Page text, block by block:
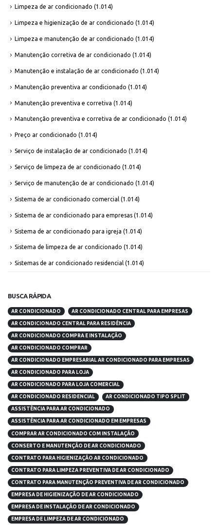
Limpeza de ar condicionado (1.014)
Limpeza e higienização de ar condicionado (1.014)
Limpeza e manutenção de ar condicionado (1.014)
Manutenção corretiva de ar condicionado (1.014)
Manutenção e instalação de ar condicionado (1.014)
Manutenção preventiva ar condicionado (1.014)
Manutenção preventiva e corretiva (1.014)
Manutenção preventiva e corretiva de ar condicionado (1.014)
Preço ar condicionado (1.014)
Serviço de instalação de ar condicionado (1.014)
Serviço de limpeza de ar condicionado (1.014)
Serviço de manutenção de ar condicionado (1.014)
Sistema de ar condicionado comercial (1.014)
Sistema de ar condicionado para empresas (1.014)
Sistema de ar condicionado para igreja (1.014)
Sistema de limpeza de ar condicionado (1.014)
Sistemas de ar condicionado residencial (1.014)
BUSCA RÁPIDA
AR CONDICIONADO AR CONDICIONADO CENTRAL PARA EMPRESAS
AR CONDICIONADO CENTRAL PARA RESIDÊNCIA
AR CONDICIONADO COMPRA E INSTALAÇÃO
AR CONDICIONADO COMPRAR
AR CONDICIONADO EMPRESARIAL AR CONDICIONADO PARA EMPRESAS
AR CONDICIONADO PARA LOJA
AR CONDICIONADO PARA LOJA COMERCIAL
AR CONDICIONADO RESIDENCIAL AR CONDICIONADO TIPO SPLIT
ASSISTÊNCIA PARA AR CONDICIONADO
ASSISTÊNCIA PARA AR CONDICIONADO EM EMPRESAS
COMPRAR AR CONDICIONADO COM INSTALAÇÃO
CONSERTO E MANUTENÇÃO DE AR CONDICIONADO
CONTRATO PARA HIGIENIZAÇÃO AR CONDICIONADO
CONTRATO PARA LIMPEZA PREVENTIVA DE AR CONDICIONADO
CONTRATO PARA MANUTENÇÃO PREVENTIVA DE AR CONDICIONADO
EMPRESA DE HIGIENIZAÇÃO DE AR CONDICIONADO
EMPRESA DE INSTALAÇÃO DE AR CONDICIONADO
EMPRESA DE LIMPEZA DE AR CONDICIONADO